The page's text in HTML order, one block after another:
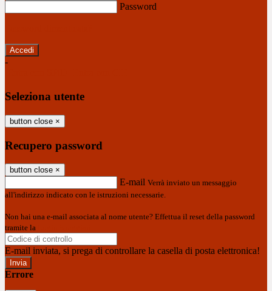
Password
-
Seleziona utente
button close ×
Recupero password
button close ×
E-mail Verrà inviato un messaggio
all'indirizzo indicato con le istruzioni necessarie.
Non hai una e-mail associata al nome utente? Effettua il reset della password
tramite la
E-mail inviata, si prega di controllare la casella di posta elettronica!
Errore